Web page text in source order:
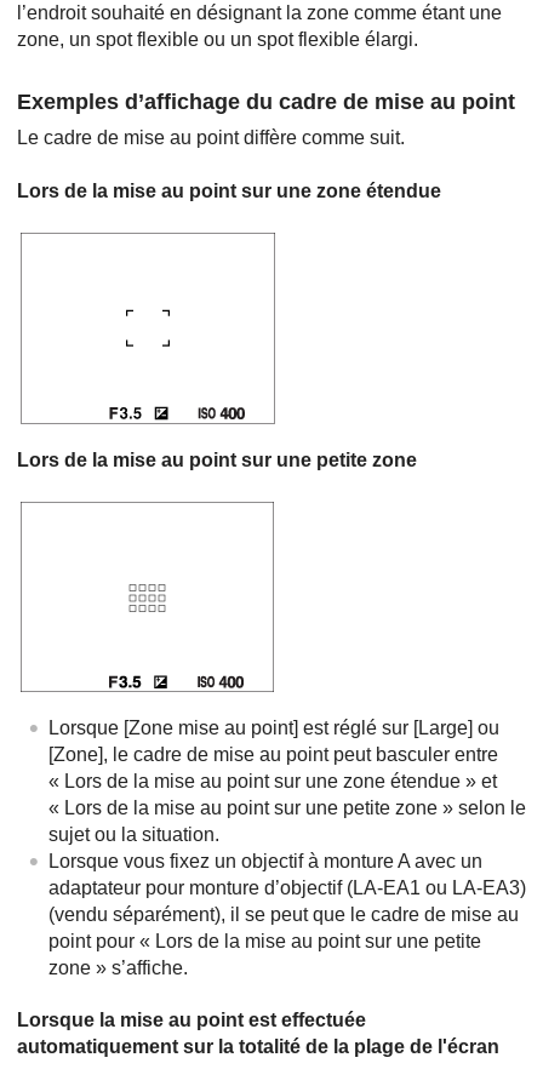
l’endroit souhaité en désignant la zone comme étant une
zone, un spot flexible ou un spot flexible élargi.
Exemples d’affichage du cadre de mise au point
Le cadre de mise au point diffère comme suit.
Lors de la mise au point sur une zone étendue
Lors de la mise au point sur une petite zone
Lorsque [Zone mise au point] est réglé sur [Large] ou
[Zone], le cadre de mise au point peut basculer entre
« Lors de la mise au point sur une zone étendue » et
« Lors de la mise au point sur une petite zone » selon le
sujet ou la situation.
Lorsque vous fixez un objectif à monture A avec un
adaptateur pour monture d’objectif (LA-EA1 ou LA-EA3)
(vendu séparément), il se peut que le cadre de mise au
point pour « Lors de la mise au point sur une petite
zone » s’affiche.
Lorsque la mise au point est effectuée
automatiquement sur la totalité de la plage de l'écran